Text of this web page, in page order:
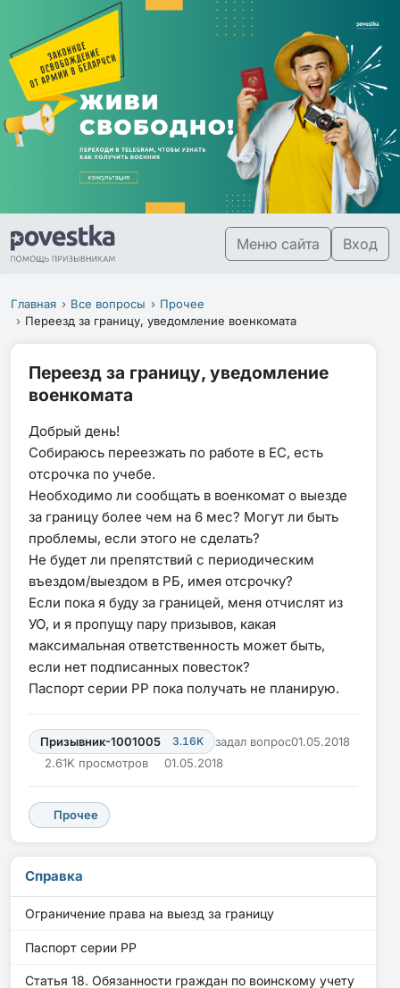
Меню сайта Вход
Главная Все вопросы
Прочее
Переезд за границу, уведомление военкомата
Переезд за границу, уведомление
военкомата
Добрый день!
Собираюсь переезжать по работе в ЕС, есть
отсрочка по учебе.
Необходимо ли сообщать в военкомат о выезде
за границу более чем на 6 мес? Могут ли быть
проблемы, если этого не сделать?
Не будет ли препятствий с периодическим
въездом/выездом в РБ, имея отсрочку?
Если пока я буду за границей, меня отчислят из
УО, и я пропущу пару призывов, какая
максимальная ответственность может быть,
если нет подписанных повесток?
Паспорт серии PP пока получать не планирую.
Призывник-1001005 3.16K задал вопрос01.05.2018
2.61K просмотров
01.05.2018
Прочее
Справка
Ограничение права на выезд за границу
Паспорт серии PP
Статья 18. Обязанности граждан по воинскому учету